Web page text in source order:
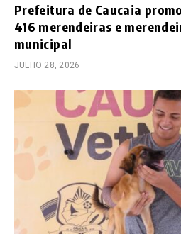
Prefeitura de Caucaia
416 merendeiras e
municipal
JULHO 28, 2026